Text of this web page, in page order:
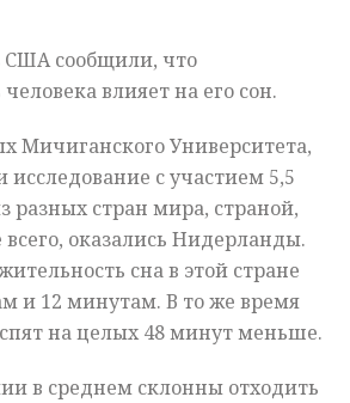
США сообщили, что
влияет на его сон.
Мичиганского Университета,
исследование с участием 5,5
разных стран мира, страной,
оказались Нидерланды.
сна в этой стране
и 12 минутам. В то же время
на целых 48 минут меньше.
в среднем склонны отходить